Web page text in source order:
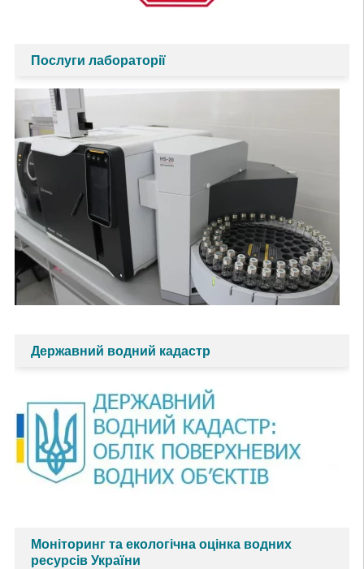
Послуги лабораторії
Державний водний кадастр
Моніторинг та екологічна оцінка водних
ресурсів України